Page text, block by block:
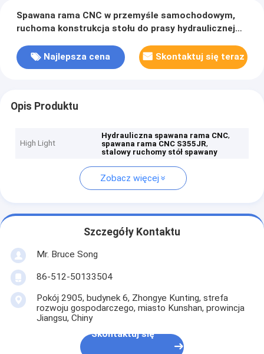
Spawana rama CNC w przemyśle samochodowym,
ruchoma konstrukcja stołu do prasy hydraulicznej
Najlepsza cena
Skontaktuj się teraz
Opis Produktu
High Light
Hydrauliczna spawana rama CNC,
spawana rama CNC S355JR,
stalowy ruchomy stół spawany
Zobacz więcej
Szczegóły Kontaktu
Mr. Bruce Song
86-512-50133504
Pokój 2905, budynek 6, Zhongye Kunting, strefa
rozwoju gospodarczego, miasto Kunshan, prowincja
Jiangsu, Chiny
Skontaktuj się